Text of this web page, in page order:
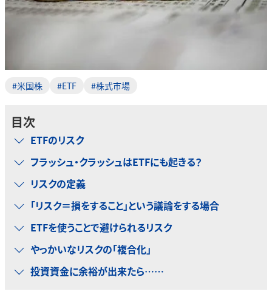
#米国株 #ETF #株式市場
目次
ETFのリスク
フラッシュ・クラッシュはETFにも起きる？
リスクの定義
「リスク＝損をすること」という議論をする場合
ETFを使うことで避けられるリスク
やっかいなリスクの「複合化」
投資資金に余裕が出来たら……